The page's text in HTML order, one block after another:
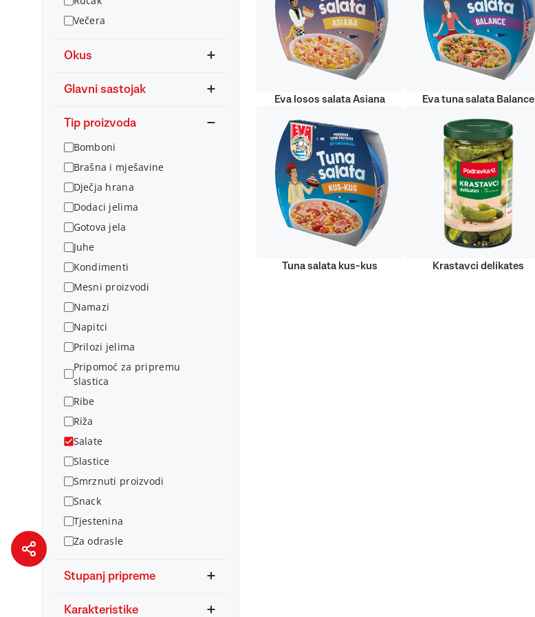
Večera
Okus
Glavni sastojak
Tip proizvoda
Bomboni
Brašna i mješavine
Dječja hrana
Dodaci jelima
Gotova jela
Juhe
Kondimenti
Mesni proizvodi
Namazi
Napitci
Prilozi jelima
Pripomoć za pripremu
slastica
Ribe
Riža
Salate
Slastice
Smrznuti proizvodi
Snack
Tjestenina
Za odrasle
Stupanj pripreme
Karakteristike
Eva losos salata Asiana Eva tuna salata Balance
Tuna salata kus-kus Krastavci delikates